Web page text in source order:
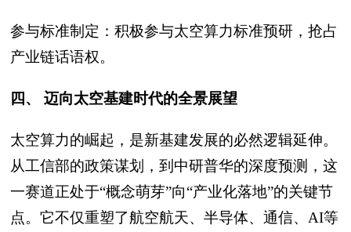
参与标准制定：积极参与太空算力标准预研，抢占
产业链话语权。
四、 迈向太空基建时代的全景展望
太空算力的崛起，是新基建发展的必然逻辑延伸。
从工信部的政策谋划，到中研普华的深度预测，这
一赛道正处于“概念萌芽”向“产业化落地”的关键节
点。它不仅重塑了航空航天、半导体、通信、AI等